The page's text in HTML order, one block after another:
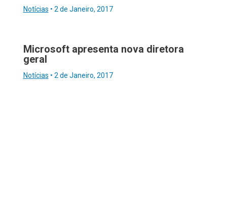
Notícias • 2 de Janeiro, 2017
Microsoft apresenta nova diretora
geral
Notícias • 2 de Janeiro, 2017